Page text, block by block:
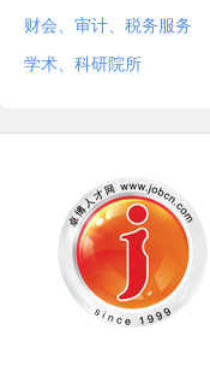
财会、审计、税务服务
学术、科研院所